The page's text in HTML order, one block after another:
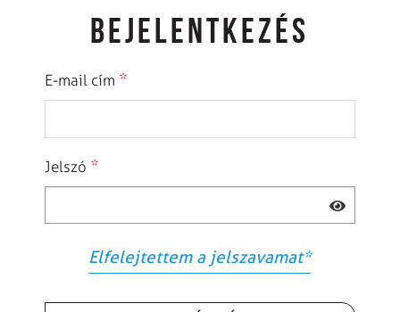
BEJELENTKEZÉS
E-mail cím *
Jelszó *
Elfelejtettem a jelszavamat*